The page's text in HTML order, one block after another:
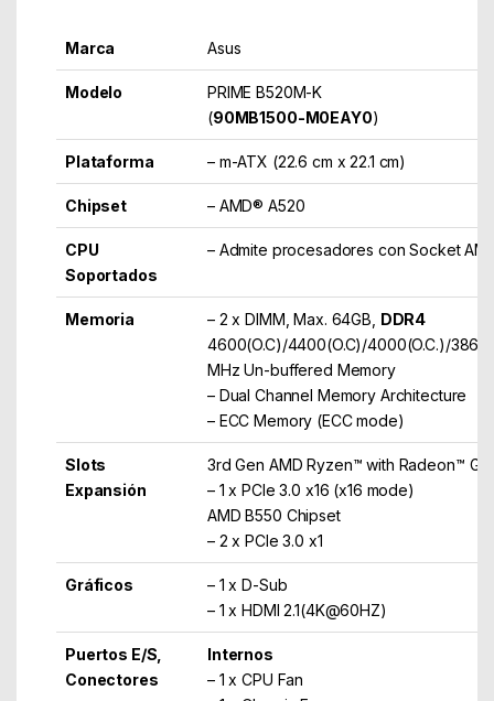
Marca Asus
Modelo
PRIME B520M-K
(90MB1500-M0EAY0)
Plataforma – m-ATX (22.6 cm x 22.1 cm)
Chipset – AMD® A520
CPU
Soportados
– Admite procesadores con Socket
Memoria – 2 x DIMM, Max. 64GB, DDR4
4600(O.C)/4400(O.C)/4000(O.C.)/
MHz Un-buffered Memory
– Dual Channel Memory Architecture
– ECC Memory (ECC mode)
Slots
Expansión
3rd Gen AMD Ryzen™ with Radeon™
– 1 x PCIe 3.0 x16 (x16 mode)
AMD B550 Chipset
– 2 x PCIe 3.0 x1
Gráficos
– 1 x D-Sub
– 1 x HDMI 2.1(4K@60HZ)
Puertos E/S,
Conectores
Internos
– 1 x CPU Fan